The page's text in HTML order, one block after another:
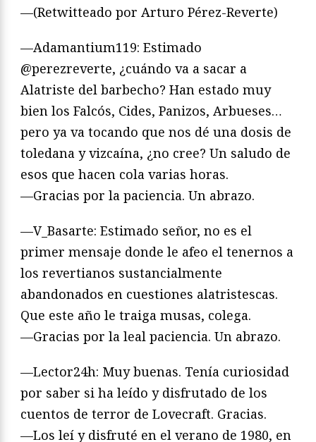
—(Retwitteado por Arturo Pérez-Reverte)
—Adamantium119: Estimado
@perezreverte, ¿cuándo va a sacar a
Alatriste del barbecho? Han estado muy
bien los Falcós, Cides, Panizos, Arbueses…
pero ya va tocando que nos dé una dosis de
toledana y vizcaína, ¿no cree? Un saludo de
esos que hacen cola varias horas.
—Gracias por la paciencia. Un abrazo.
—V_Basarte: Estimado señor, no es el
primer mensaje donde le afeo el tenernos a
los revertianos sustancialmente
abandonados en cuestiones alatristescas.
Que este año le traiga musas, colega.
—Gracias por la leal paciencia. Un abrazo.
—Lector24h: Muy buenas. Tenía curiosidad
por saber si ha leído y disfrutado de los
cuentos de terror de Lovecraft. Gracias.
—Los leí y disfruté en el verano de 1980, en